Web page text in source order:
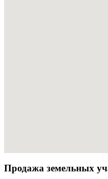
Продажа земельных